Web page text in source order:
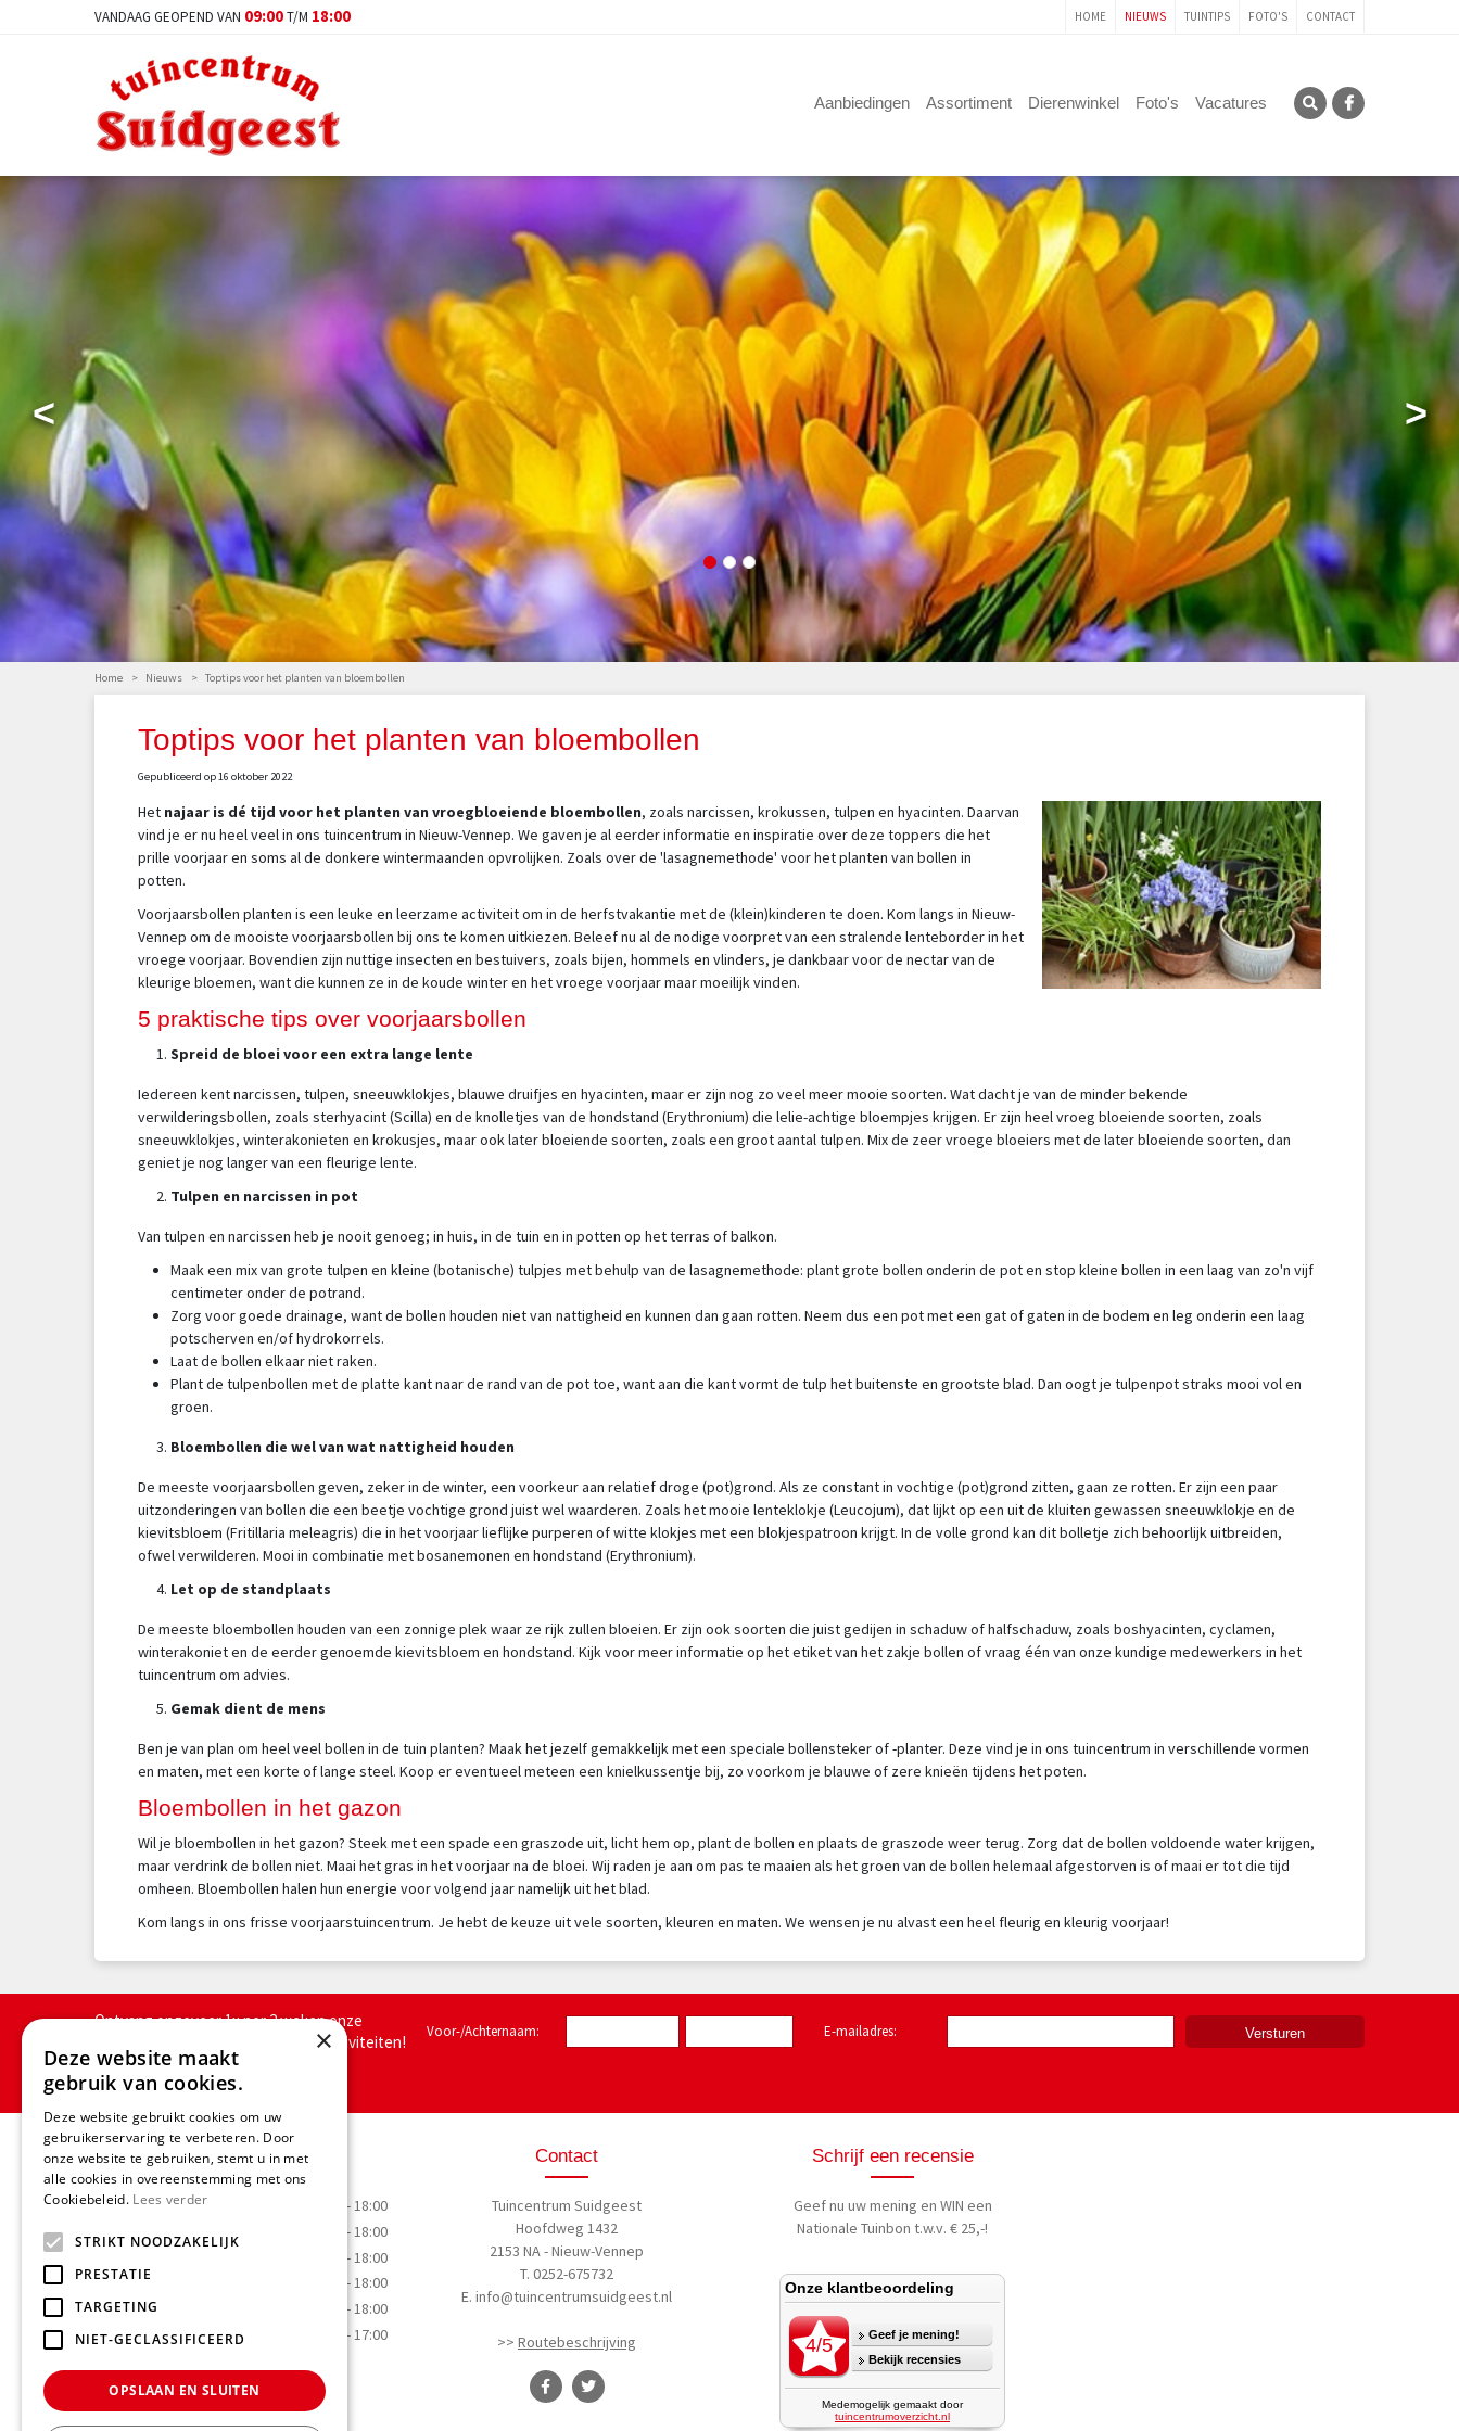
Home > Nieuws > Toptips voor het planten van bloembollen
VANDAAG GEOPEND VAN 09:00T/M 18:00 HOME NIEUWS TUINTIPS FOTO'S CONTACT
Aanbiedingen Assortiment Dierenwinkel Foto's Vacatures
Toptips voor het planten van bloembollen
Gepubliceerd op16 oktober 2022
Het najaar is dé tijd voor het planten van vroegbloeiende bloembollen, zoals narcissen, krokussen, tulpen en hyacinten. Daarvan
vind je er nu heel veel in ons tuincentrum in Nieuw-Vennep. We gaven je al eerder informatie en inspiratie over deze toppers die het
prille voorjaar en soms al de donkere wintermaanden opvrolijken. Zoals over de 'lasagnemethode' voor het planten van bollen in
potten.
Voorjaarsbollen planten is een leuke en leerzame activiteit om in de herfstvakantie met de (klein)kinderen te doen. Kom langs in Nieuw-
Vennep om de mooiste voorjaarsbollen bij ons te komen uitkiezen. Beleef nu al de nodige voorpret van een stralende lenteborder in het
vroege voorjaar. Bovendien zijn nuttige insecten en bestuivers, zoals bijen, hommels en vlinders, je dankbaar voor de nectar van de
kleurige bloemen, want die kunnen ze in de koude winter en het vroege voorjaar maar moeilijk vinden.
5 praktische tips over voorjaarsbollen
Spreid de bloei voor een extra lange lente
Iedereen kent narcissen, tulpen, sneeuwklokjes, blauwe druifjes en hyacinten, maar er zijn nog zo veel meer mooie soorten. Wat dacht je van de minder bekende
verwilderingsbollen, zoals sterhyacint (Scilla) en de knolletjes van de hondstand (Erythronium) die lelie-achtige bloempjes krijgen. Er zijn heel vroeg bloeiende soorten, zoals
sneeuwklokjes, winterakonieten en krokusjes, maar ook later bloeiende soorten, zoals een groot aantal tulpen. Mix de zeer vroege bloeiers met de later bloeiende soorten, dan
geniet je nog langer van een fleurige lente.
Tulpen en narcissen in pot
Van tulpen en narcissen heb je nooit genoeg; in huis, in de tuin en in potten op het terras of balkon.
Maak een mix van grote tulpen en kleine (botanische) tulpjes met behulp van de lasagnemethode: plant grote bollen onderin de pot en stop kleine bollen in een laag van zo'n vijf
centimeter onder de potrand.
Zorg voor goede drainage, want de bollen houden niet van nattigheid en kunnen dan gaan rotten. Neem dus een pot met een gat of gaten in de bodem en leg onderin een laag
potscherven en/of hydrokorrels.
Laat de bollen elkaar niet raken.
Plant de tulpenbollen met de platte kant naar de rand van de pot toe, want aan die kant vormt de tulp het buitenste en grootste blad. Dan oogt je tulpenpot straks mooi vol en
groen.
Bloembollen die wel van wat nattigheid houden
De meeste voorjaarsbollen geven, zeker in de winter, een voorkeur aan relatief droge (pot)grond. Als ze constant in vochtige (pot)grond zitten, gaan ze rotten. Er zijn een paar
uitzonderingen van bollen die een beetje vochtige grond juist wel waarderen. Zoals het mooie lenteklokje (Leucojum), dat lijkt op een uit de kluiten gewassen sneeuwklokje en de
kievitsbloem (Fritillaria meleagris) die in het voorjaar lieflijke purperen of witte klokjes met een blokjespatroon krijgt. In de volle grond kan dit bolletje zich behoorlijk uitbreiden,
ofwel verwilderen. Mooi in combinatie met bosanemonen en hondstand (Erythronium).
Let op de standplaats
De meeste bloembollen houden van een zonnige plek waar ze rijk zullen bloeien. Er zijn ook soorten die juist gedijen in schaduw of halfschaduw, zoals boshyacinten, cyclamen,
winterakoniet en de eerder genoemde kievitsbloem en hondstand. Kijk voor meer informatie op het etiket van het zakje bollen of vraag één van onze kundige medewerkers in het
tuincentrum om advies.
Gemak dient de mens
Ben je van plan om heel veel bollen in de tuin planten? Maak het jezelf gemakkelijk met een speciale bollensteker of -planter. Deze vind je in ons tuincentrum in verschillende vormen
en maten, met een korte of lange steel. Koop er eventueel meteen een knielkussentje bij, zo voorkom je blauwe of zere knieën tijdens het poten.
Bloembollen in het gazon
Wil je bloembollen in het gazon? Steek met een spade een graszode uit, licht hem op, plant de bollen en plaats de graszode weer terug. Zorg dat de bollen voldoende water krijgen,
maar verdrink de bollen niet. Maai het gras in het voorjaar na de bloei. Wij raden je aan om pas te maaien als het groen van de bollen helemaal afgestorven is of maai er tot die tijd
omheen. Bloembollen halen hun energie voor volgend jaar namelijk uit het blad.
Kom langs in ons frisse voorjaarstuincentrum. Je hebt de keuze uit vele soorten, kleuren en maten. We wensen je nu alvast een heel fleurig en kleurig voorjaar!
Ontvang ongeveer 1x per 2 weken onze
nieuwsbrief met acties, nieuws & activiteiten!
We slaan jouw gegevens op conform
onzeprivacy policy.
Voor-/Achternaam: E-mailadres:
Openingstijden
Maandag
09:00 - 18:00
09:00 - 18:00
09:00 - 18:00
Donderdag
09:00 - 18:00
Vrijdag
09:00 - 18:00
Zaterdag
09:00 - 17:00
Contact
Tuincentrum Suidgeest
Hoofdweg 1432
2153 NA - Nieuw-Vennep
T. 0252-675732
E. info@tuincentrumsuidgeest.nl
>> Routebeschrijving
Schrijf een recensie
Geef nu uw mening en WIN een
Nationale Tuinbon t.w.v. € 25,-!
×
Deze website maakt
gebruik van cookies.
Deze website gebruikt cookies om uw
gebruikerservaring te verbeteren. Door
onze website te gebruiken, stemt u in met
alle cookies in overeenstemming met ons
Cookiebeleid. Lees verder
STRIKT NOODZAKELIJK
PRESTATIE
TARGETING
NIET-GECLASSIFICEERD
OPSLAAN EN SLUITEN